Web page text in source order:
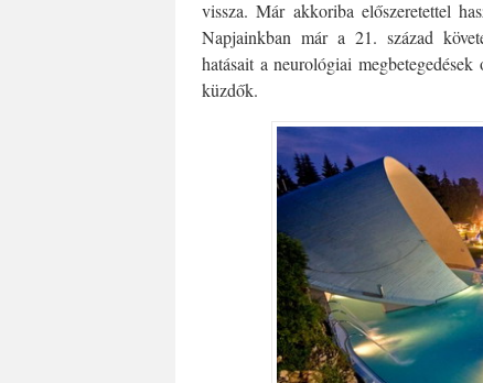
vissza. Már akkoriba előszeretettel
Napjainkban már a 21. század
hatásait a neurológiai
küzdők.